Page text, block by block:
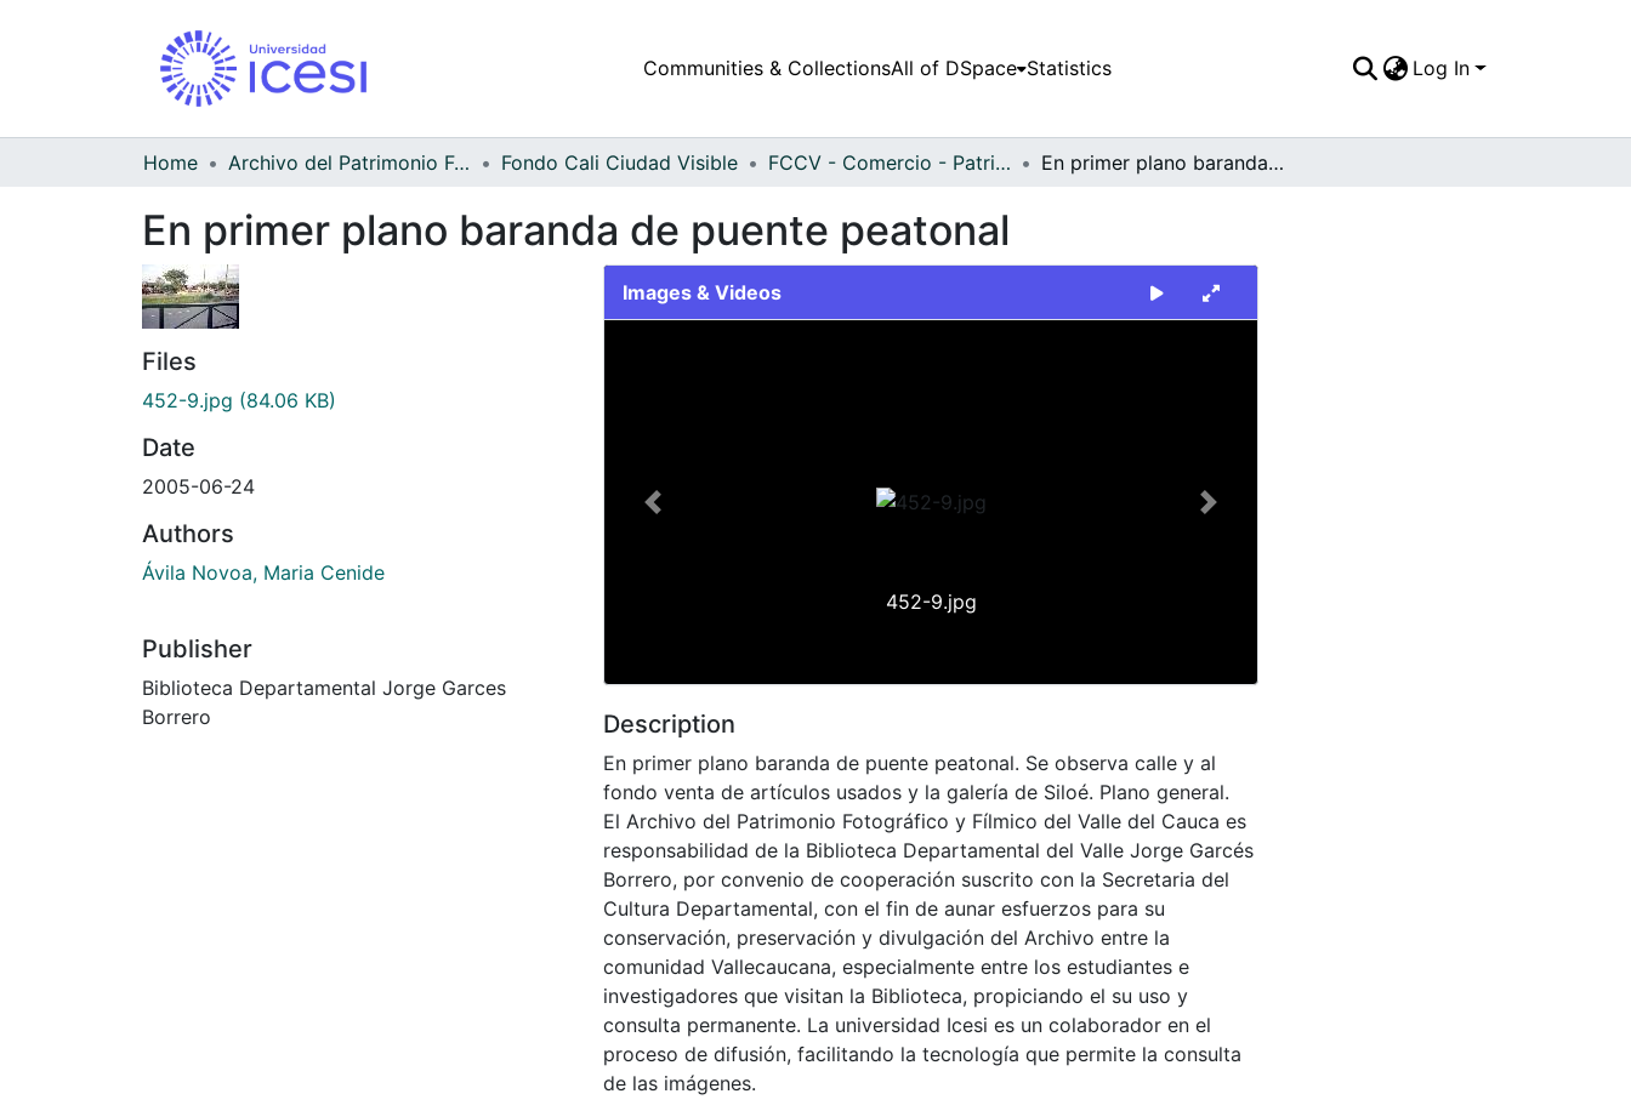
Communities & CollectionsAll of DSpace Statistics Log In
Home Archivo del Patrimonio Fotográfico y Fílmico del Valle del Cauca Fondo Cali Ciudad Visible FCCV - Comercio - Patrimonial En primer plano baranda de puente peatonal
En primer plano baranda de puente peatonal
Files
452-9.jpg (84.06 KB)
Date
2005-06-24
Authors
Ávila Novoa, Maria Cenide
Publisher
Biblioteca Departamental Jorge Garces
Borrero
Images & Videos
452-9.jpg
Previous Next
Description
En primer plano baranda de puente peatonal. Se observa calle y al
fondo venta de artículos usados y la galería de Siloé. Plano general.
El Archivo del Patrimonio Fotográfico y Fílmico del Valle del Cauca es
responsabilidad de la Biblioteca Departamental del Valle Jorge Garcés
Borrero, por convenio de cooperación suscrito con la Secretaria del
Cultura Departamental, con el fin de aunar esfuerzos para su
conservación, preservación y divulgación del Archivo entre la
comunidad Vallecaucana, especialmente entre los estudiantes e
investigadores que visitan la Biblioteca, propiciando el su uso y
consulta permanente. La universidad Icesi es un colaborador en el
proceso de difusión, facilitando la tecnología que permite la consulta
de las imágenes.